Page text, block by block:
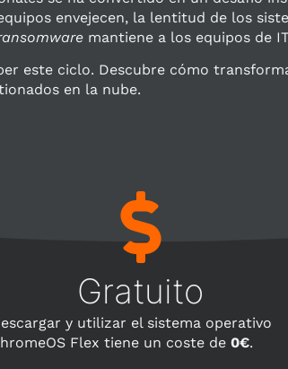
envejecen, la lentitud de los
mantiene a los equipos de
este ciclo. Descubre cómo
en la nube.
Gratuito
y utilizar el sistema operativo
Flex tiene un coste de0€.